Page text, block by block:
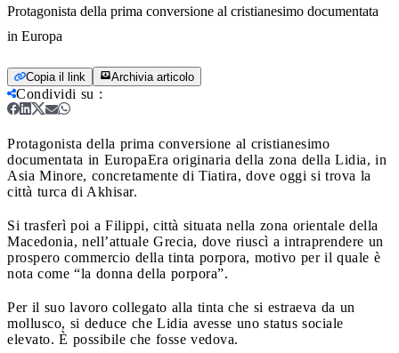
Protagonista della prima conversione al cristianesimo documentata
in Europa
Copia il link Archivia articolo
Condividi su :
Protagonista della prima conversione al cristianesimo
documentata in EuropaEra originaria della zona della Lidia, in
Asia Minore, concretamente di Tiatira, dove oggi si trova la
città turca di Akhisar.
Si trasferì poi a Filippi, città situata nella zona orientale della
Macedonia, nell’attuale Grecia, dove riuscì a intraprendere un
prospero commercio della tinta porpora, motivo per il quale è
nota come “la donna della porpora”.
Per il suo lavoro collegato alla tinta che si estraeva da un
mollusco, si deduce che Lidia avesse uno status sociale
elevato. È possibile che fosse vedova.